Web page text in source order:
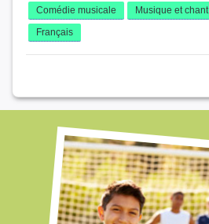
Comédie musicale
Musique et chant
Français